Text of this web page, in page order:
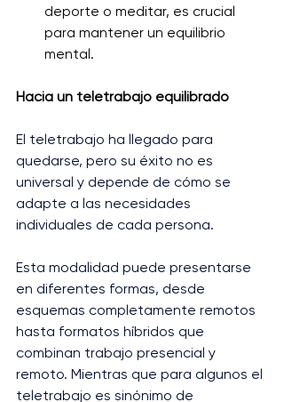
deporte o meditar, es crucial
para mantener un equilibrio
mental.
Hacia un teletrabajo equilibrado
El teletrabajo ha llegado para
quedarse, pero su éxito no es
universal y depende de cómo se
adapte a las necesidades
individuales de cada persona.
Esta modalidad puede presentarse
en diferentes formas, desde
esquemas completamente remotos
hasta formatos híbridos que
combinan trabajo presencial y
remoto. Mientras que para algunos el
teletrabajo es sinónimo de